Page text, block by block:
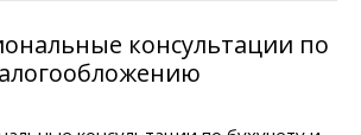
консультации по